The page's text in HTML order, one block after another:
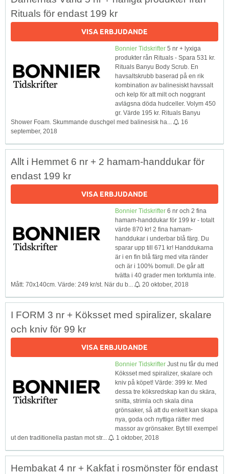
Rituals för endast 199 kr
VISA ERBJUDANDE
Bonnier Tidskrifter 5 nr + lyxiga
produkter rån Rituals - Spara 531 kr.
Rituals Banyu Body Scrub. En
havsaltskrubb baserad på en rik
kombination av balinesiskt havssalt
och kelp för att milt och noggrant
avlägsna döda hudceller. Volym 450
gr. Värde 195 kr. Rituals Banyu
Shower Foam. Skummande duschgel med balinesisk ha...
16
september, 2018
Allt i Hemmet 6 nr + 2 hamam-handdukar för
endast 199 kr
VISA ERBJUDANDE
Bonnier Tidskrifter 6 nr och 2 fina
hamam-handdukar för 199 kr - totalt
värde 870 kr! 2 fina hamam-
handdukar i underbar blå färg. Du
sparar upp till 671 kr! Handdukarna
är i en fin blå färg med vita ränder
och är i 100% bomull. De går att
tvätta i 40 grader men torktumla inte.
Mått: 70x140cm. Värde: 249 kr/st. När du b...
20 oktober, 2018
I FORM 3 nr + Köksset med spiralizer, skalare
och kniv för 99 kr
VISA ERBJUDANDE
Bonnier Tidskrifter Just nu får du med
Köksset med spiralizer, skalare och
kniv på köpet! Värde: 399 kr. Med
dessa tre köksredskap kan du skära,
snitta, strimla och skala dina
grönsaker, så att du enkelt kan skapa
nya, goda och nyttiga rätter med
massor av grönsaker. Byt till exempel
ut den traditionella pastan mot str...
1 oktober, 2018
Hembakat 4 nr + Kakfat i rosmönster för endast